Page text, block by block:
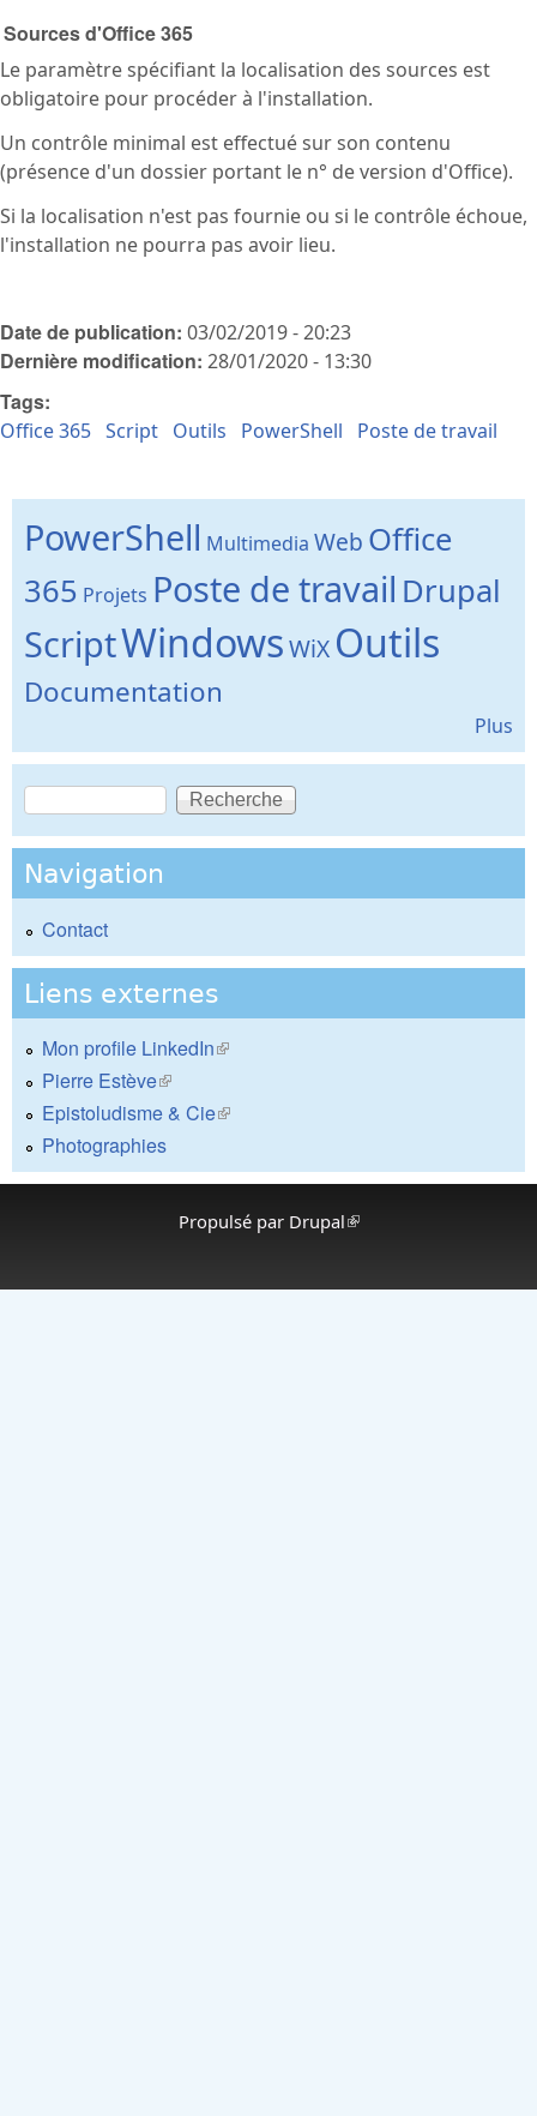
Sources d'Office 365
Le paramètre spécifiant la localisation des sources est
obligatoire pour procéder à l'installation.
Un contrôle minimal est effectué sur son contenu
(présence d'un dossier portant le n° de version d'Office).
Si la localisation n'est pas fournie ou si le contrôle échoue,
l'installation ne pourra pas avoir lieu.
Date de publication: 03/02/2019 - 20:23
Dernière modification: 28/01/2020 - 13:30
Tags:
Office 365 Script Outils PowerShell Poste de travail
PowerShell Multimedia Web Office
365 Projets Poste de travail Drupal
ScriptWindowsWiX Outils
Documentation
Plus
Formulaire de recherche
Recherche
Navigation
Contact
Liens externes
Mon profile LinkedIn(le lien est externe)
Pierre Estève(le lien est externe)
Epistoludisme & Cie(le lien est externe)
Photographies
Propulsé par Drupal(le lien est externe)